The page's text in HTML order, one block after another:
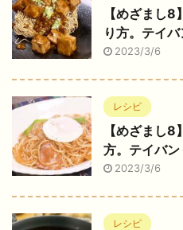
【めざまし
り方。テイ
2023/3/6
レシピ
【めざまし
方。テイバ
2023/3/6
レシピ